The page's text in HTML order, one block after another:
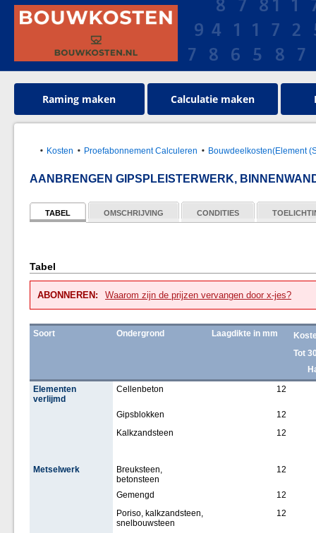
Raming maken Calculatie maken
Kosten Proefabonnement Calculeren Bouwdeelkosten(Element
AANBRENGEN GIPSPLEISTERWERK,
TABEL OMSCHRIJVING CONDITIES
Tabel
ABONNEREN: Waarom zijn de prijzen vervangen door x-jes?
Soort Ondergrond Laagdikte in mm
Tot
Elementen
verlijmd
Cellenbeton 12
Gipsblokken
12
Kalkzandsteen
12
Metselwerk
Breuksteen,
betonsteen
12
Gemengd
12
Poriso, kalkzandsteen,
snelbouwsteen
12